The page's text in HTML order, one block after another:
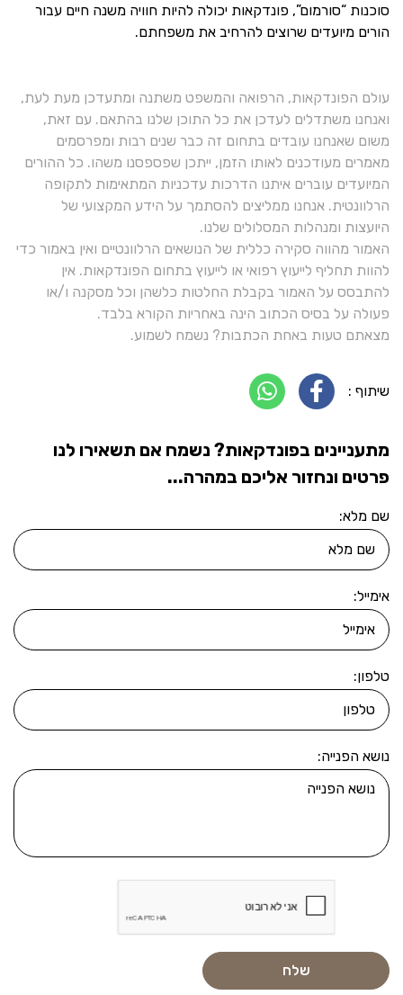
סוכנות “סורמום”, פונדקאות יכולה להיות חוויה משנה חיים עבור
הורים מיועדים שרוצים להרחיב את משפחתם.
עולם הפונדקאות, הרפואה והמשפט משתנה ומתעדכן מעת לעת,
ואנחנו משתדלים לעדכן את כל התוכן שלנו בהתאם. עם זאת,
משום שאנחנו עובדים בתחום זה כבר שנים רבות ומפרסמים
מאמרים מעודכנים לאותו הזמן, ייתכן שפספסנו משהו. כל ההורים
המיועדים עוברים איתנו הדרכות עדכניות המתאימות לתקופה
הרלוונטית. אנחנו ממליצים להסתמך על הידע המקצועי של
היועצות ומנהלות המסלולים שלנו.
האמור מהווה סקירה כללית של הנושאים הרלוונטיים ואין באמור כדי
להוות תחליף לייעוץ רפואי או לייעוץ בתחום הפונדקאות. אין
להתבסס על האמור בקבלת החלטות כלשהן וכל מסקנה ו/או
פעולה על בסיס הכתוב הינה באחריות הקורא בלבד.
מצאתם טעות באחת הכתבות? נשמח לשמוע.
שיתוף :
מתעניינים בפונדקאות? נשמח אם תשאירו לנו
פרטים ונחזור אליכם במהרה...
שם מלא:
אימייל:
טלפון:
נושא הפנייה: